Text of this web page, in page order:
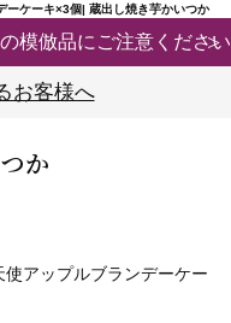
ーケーキ×3個| 蔵出し焼き芋かいつか
模倣品にご注意ください
お客様へ
か
アップルブランデーケー